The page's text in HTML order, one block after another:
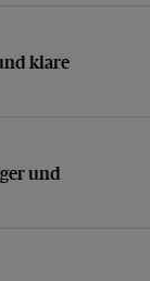
klare Ansage
klare
und Blender
und